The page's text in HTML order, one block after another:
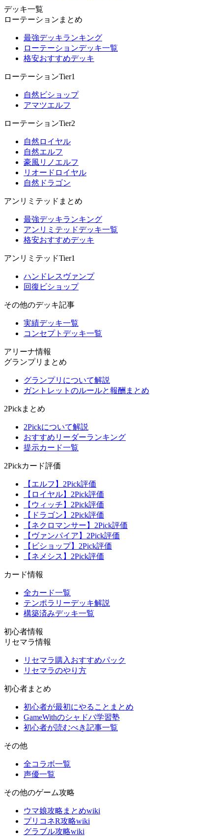
デッキ一覧
ローテーションまとめ
最強デッキランキング
ローテーションデッキ一覧
格安おすすめデッキ
ローテーションTier1
自然ビショップ
アマツエルフ
ローテーションTier2
自然ロイヤル
自然エルフ
豪風リノエルフ
リオードロイヤル
自然ドラゴン
アンリミテッドまとめ
最強デッキランキング
アンリミテッドデッキ一覧
格安おすすめデッキ
アンリミテッドTier1
ハンドレスヴァンプ
回復ビショップ
その他のデッキ記事
実績デッキ一覧
コンセプトデッキ一覧
アリーナ情報
グランプリまとめ
グランプリについて解説
ガントレットのルールと報酬まとめ
2Pickまとめ
2Pickについて解説
おすすめリーダーランキング
提示カード一覧
2Pickカード評価
【エルフ】2Pick評価
【ロイヤル】2Pick評価
【ウィッチ】2Pick評価
【ドラゴン】2Pick評価
【ネクロマンサー】2Pick評価
【ヴァンパイア】2Pick評価
【ビショップ】2Pick評価
【ネメシス】2Pick評価
カード情報
全カード一覧
テンポラリーデッキ解説
構築済みデッキ一覧
初心者情報
リセマラ情報
リセマラ購入おすすめパック
リセマラのやり方
初心者まとめ
初心者が最初にやることまとめ
GameWithのシャドバ学習塾
初心者が読むべき記事一覧
その他
全コラボ一覧
声優一覧
その他のゲーム攻略
ウマ娘攻略まとめwiki
プリコネR攻略wiki
グラブル攻略wiki